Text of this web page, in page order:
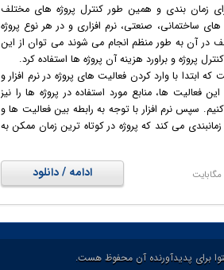
زمان بندی و همین طور کنترل پروژه های مختلف
ساختمانی، صنعتی، نرم افزاری و در هر نوع پروژه
در آن به طور منظم انجام می شوند می توان از این
پروژه و براورد هزینه آن پروژه ها استفاده کرد.
ابتدا با وارد کردن فعالیت های پروژه در نرم افزار و
فعالیت ها، منابع مورد استفاده در پروژه ها را نیز
سپس نرم افزار با توجه به رابطه بین فعالیت ها و
می کند که پروژه در کوتاه ترین زمان ممکن به
داشت. قابل ذکر است که این نرم افزار مشخص می کند
باید شروع شوند و در چه زمانی خاتمه یابند. از
صنعتی و مهندسی صنایع استفاده زیادی می شود.
ادامه / دانلود